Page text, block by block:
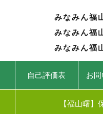
みなみん福
みなみん福
みなみん
自己評価表 お
【福山曙】